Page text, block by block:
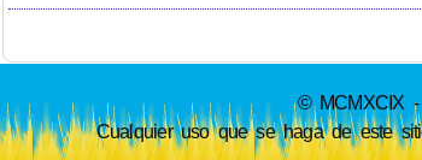
© MCMXCIX -
Cualquier uso que se haga de este